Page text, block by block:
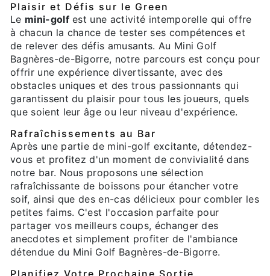
Plaisir et Défis sur le Green
Le mini-golfest une activité intemporelle qui offre
à chacun la chance de tester ses compétences et
de relever des défis amusants. Au Mini Golf
Bagnères-de-Bigorre, notre parcours est conçu pour
offrir une expérience divertissante, avec des
obstacles uniques et des trous passionnants qui
garantissent du plaisir pour tous les joueurs, quels
que soient leur âge ou leur niveau d'expérience.
Rafraîchissements au Bar
Après une partie de mini-golf excitante, détendez-
vous et profitez d'un moment de convivialité dans
notre bar. Nous proposons une sélection
rafraîchissante de boissons pour étancher votre
soif, ainsi que des en-cas délicieux pour combler les
petites faims. C'est l'occasion parfaite pour
partager vos meilleurs coups, échanger des
anecdotes et simplement profiter de l'ambiance
détendue du Mini Golf Bagnères-de-Bigorre.